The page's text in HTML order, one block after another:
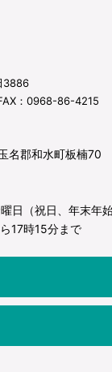
3886
：0968-86-4215
郡和水町板楠70
日（祝日、年末年始
17時15分まで